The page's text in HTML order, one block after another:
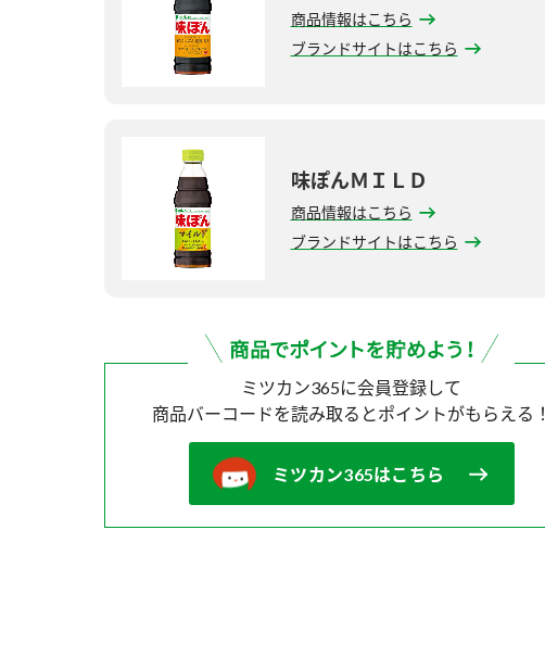
商品情報はこちら
ブランドサイトはこちら
味ぽんＭＩＬＤ
商品情報はこちら
ブランドサイトはこちら
ミツカン365に会員登録して
商品バーコードを読み取ると ポイントがもらえる！
ミツカン365はこちら